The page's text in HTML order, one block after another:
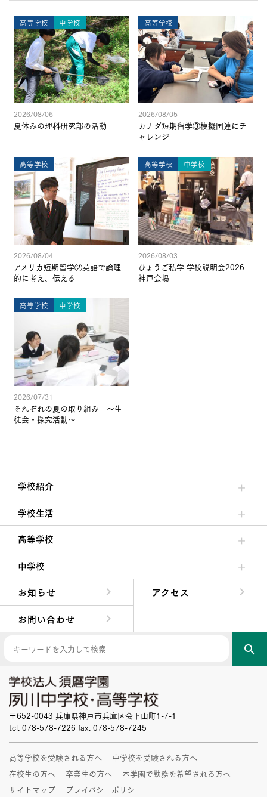
高等学校 中学校
2026/08/06
夏休みの理科研究部の活動
高等学校
2026/08/05
カナダ短期留学③模擬国連にチ
ャレンジ
高等学校
2026/08/04
アメリカ短期留学②英語で論理
的に考え、伝える
高等学校 中学校
2026/08/03
ひょうご私学 学校説明会2026
神戸会場
高等学校 中学校
2026/07/31
それぞれの夏の取り組み ～生
徒会・探究活動～
学校紹介
理事長/学園長メッセージ
安心して任せられる学校
沿革
施設・設備
大学合格実績
学校生活
クラブ活動・生徒会活動
夙川ブログ
制服紹介
夙川カレンダー
高等学校
高校校長からの挨拶
高校の教育方針／特色
特進コース／進学コース
年間行事
先輩たちの声・生徒たちの声
中学校
中学校長からの挨拶
中学校の教育方針／特色
Aコース／Bコース
年間行事
先輩たちの声・生徒たちの声
お知らせ
アクセス
お問い合わせ
search
〒652-0043 兵庫県神戸市兵庫区会下山町1-7-1
tel. 078-578-7226 fax. 078-578-7245
高等学校を受験される方へ
中学校を受験される方へ
在校生の方へ
卒業生の方へ
本学園で勤務を希望される方へ
サイトマップ
プライバシーポリシー